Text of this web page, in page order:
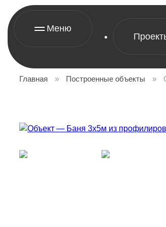
Меню
Главная » Построенные объекты »